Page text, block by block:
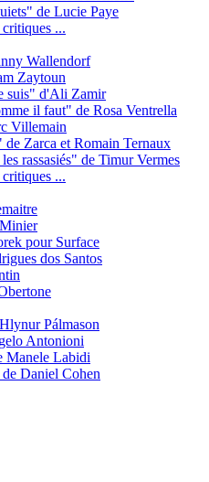
de Lucie Paye
...
Wallendorf
Zaytoun
suis" d'Ali Zamir
il faut" de Rosa Ventrella
Villemain
de Zarca et Romain Ternaux
rassasiés" de Timur Vermes
...
pour Surface
dos Santos
Pálmason
Antonioni
Manele Labidi
Daniel Cohen